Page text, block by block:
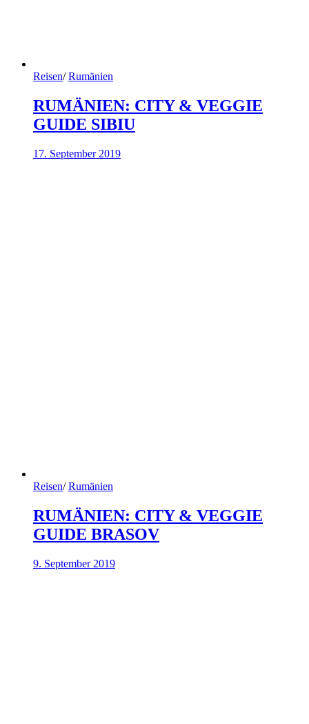
Reisen/ Rumänien
RUMÄNIEN: CITY & VEGGIE
GUIDE SIBIU
17. September 2019
Reisen/ Rumänien
RUMÄNIEN: CITY & VEGGIE
GUIDE BRASOV
9. September 2019